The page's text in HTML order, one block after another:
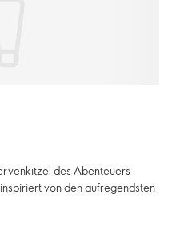
des Abenteuers
von den aufregendsten